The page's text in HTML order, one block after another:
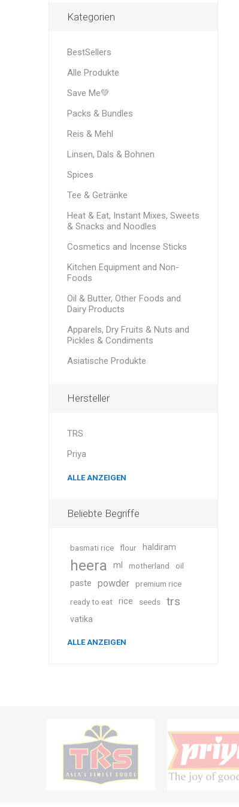
Kategorien
BestSellers
Alle Produkte
Save Me💚
Packs & Bundles
Reis & Mehl
Linsen, Dals & Bohnen
Spices
Tee & Getränke
Heat & Eat, Instant Mixes, Sweets
& Snacks and Noodles
Cosmetics and Incense Sticks
Kitchen Equipment and Non-
Foods
Oil & Butter, Other Foods and
Dairy Products
Apparels, Dry Fruits & Nuts and
Pickles & Condiments
Asiatische Produkte
Hersteller
TRS
Priya
ALLE ANZEIGEN
Beliebte Begriffe
basmati rice flour haldiram
heera ml motherland oil
paste powder
premium rice
ready to eat
rice seeds trs
vatika
ALLE ANZEIGEN